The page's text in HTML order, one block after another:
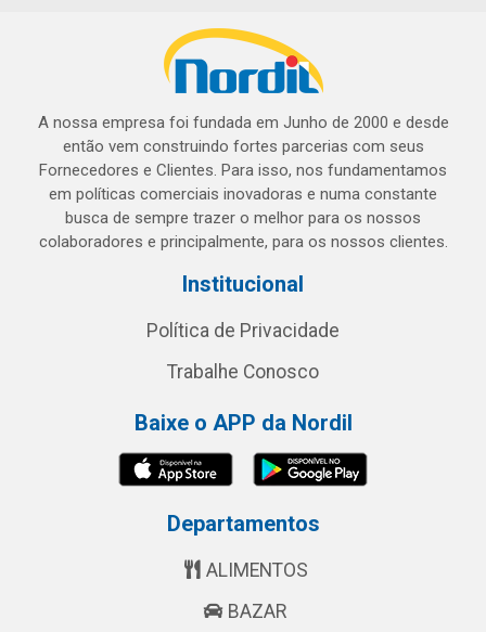
A nossa empresa foi fundada em Junho de 2000 e desde
então vem construindo fortes parcerias com seus
Fornecedores e Clientes. Para isso, nos fundamentamos
em políticas comerciais inovadoras e numa constante
busca de sempre trazer o melhor para os nossos
colaboradores e principalmente, para os nossos clientes.
Institucional
Política de Privacidade
Trabalhe Conosco
Baixe o APP da Nordil
Departamentos
ALIMENTOS
BAZAR